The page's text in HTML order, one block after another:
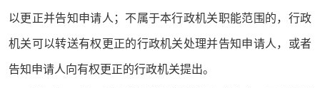
以更正并告知申请人；不属于本行政机关职能范围的，行政
机关可以转送有权更正的行政机关处理并告知申请人，或者
告知申请人向有权更正的行政机关提出。